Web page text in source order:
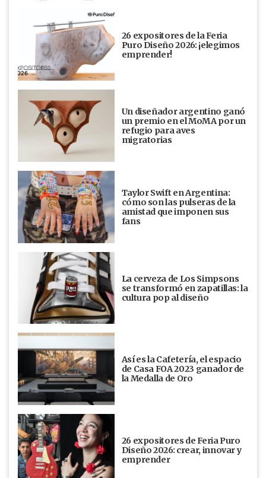
26 expositores de la Feria
Puro Diseño 2026: ¡elegimos
emprender!
Un diseñador argentino ganó
un premio en el MoMA por un
refugio para aves
migratorias
Taylor Swift en Argentina:
cómo son las pulseras de la
amistad que imponen sus
fans
La cerveza de Los Simpsons
se transformó en zapatillas: la
cultura pop al diseño
Así es la Cafetería, el espacio
de Casa FOA 2023 ganador de
la Medalla de Oro
26 expositores de Feria Puro
Diseño 2026: crear, innovar y
emprender